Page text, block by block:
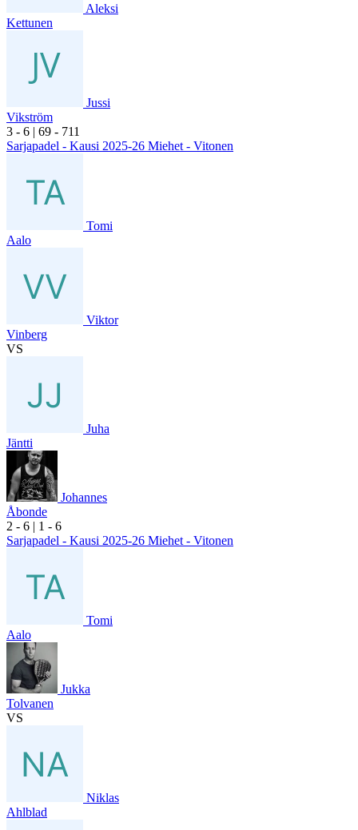
Aleksi
Kettunen
Jussi
Vikström
3 - 6 | 69 - 711
Sarjapadel - Kausi 2025-26 Miehet - Vitonen
Tomi
Aalo
Viktor
Vinberg
VS
Juha
Jäntti
Johannes
Åbonde
2 - 6 | 1 - 6
Sarjapadel - Kausi 2025-26 Miehet - Vitonen
Tomi
Aalo
Jukka
Tolvanen
VS
Niklas
Ahlblad